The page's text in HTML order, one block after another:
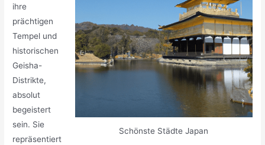
Schönste Städte Japan
ihre
prächtigen
Tempel und
historischen
Geisha-
Distrikte,
absolut
begeistert
sein. Sie
repräsentiert